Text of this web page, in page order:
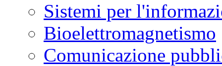
Sistemi per
Bioelettromagnetismo
Comunicazione